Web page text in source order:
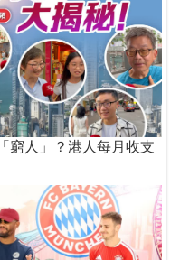
窮人」？港人每月收支